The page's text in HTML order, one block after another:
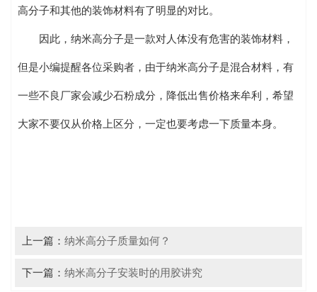
高分子和其他的装饰材料有了明显的对比。
因此，纳米高分子是一款对人体没有危害的装饰材料，
但是小编提醒各位采购者，由于纳米高分子是混合材料，有
一些不良厂家会减少石粉成分，降低出售价格来牟利，希望
大家不要仅从价格上区分，一定也要考虑一下质量本身。
上一篇： 纳米高分子质量如何？
下一篇： 纳米高分子安装时的用胶讲究